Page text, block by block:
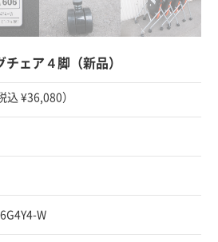
ェア４脚（新品）
込 ¥36,080）
W